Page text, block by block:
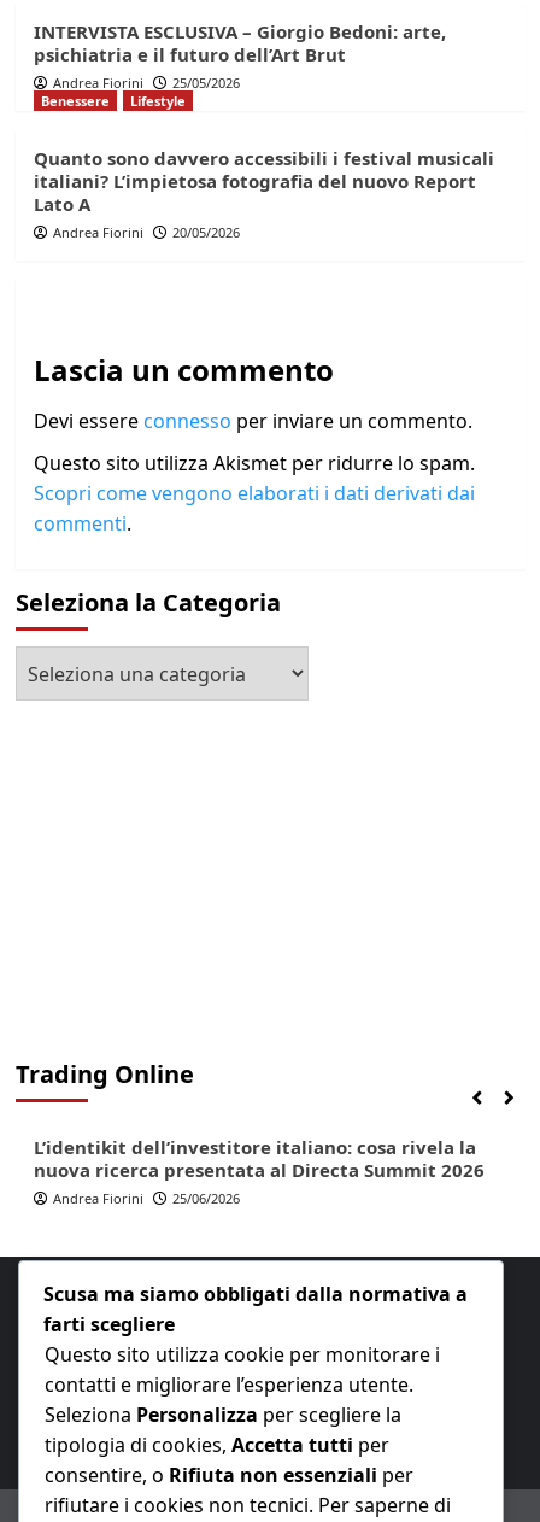
INTERVISTA ESCLUSIVA – Giorgio Bedoni: arte,
psichiatria e il futuro dell’Art Brut
Andrea Fiorini
25/05/2026
Benessere
Lifestyle
Quanto sono davvero accessibili i festival musicali
italiani? L’impietosa fotografia del nuovo Report
Lato A
Andrea Fiorini 20/05/2026
Lascia un commento
Devi essere connesso per inviare un commento.
Questo sito utilizza Akismet per ridurre lo spam.
Scopri come vengono elaborati i dati derivati dai
commenti.
Seleziona la Categoria
la
Trading Online
L’identikit dell’investitore italiano: cosa rivela la
nuova ricerca presentata al Directa Summit 2026
Andrea Fiorini 25/06/2026
E-mail:redazione@nuovaeconomia.it
Scusa ma siamo obbligati dalla normativa a
farti scegliere
Questo sito utilizza cookie per monitorare i
contatti e migliorare l’esperienza utente.
Seleziona Personalizza per scegliere la
tipologia di cookies, Accetta tutti per
consentire, o Rifiuta non essenziali per
rifiutare i cookies non tecnici. Per saperne di